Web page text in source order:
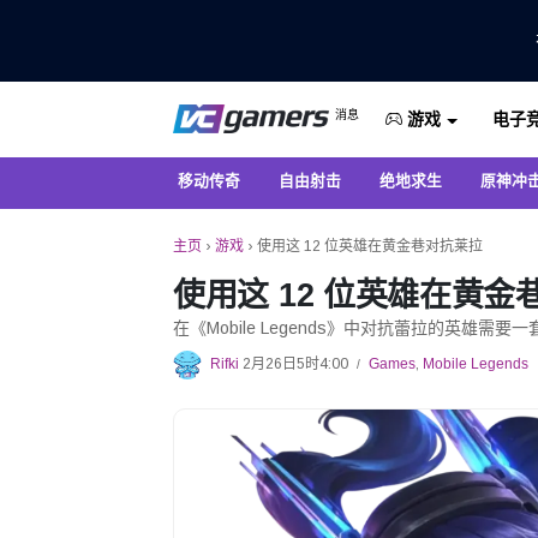
VC游戏新闻
消息
仅在 VCGamers 获取最新的游戏新闻
游戏 电子
移动传奇 自由射击 绝地求生 原神冲
主页 › 游戏 › 使用这 12 位英雄在黄金巷对抗莱拉
使用这 12 位英雄在黄金
在《Mobile Legends》中对抗蕾拉的英雄需要一
Rifki 2月26日5时4:00 / Games, Mobile Legends